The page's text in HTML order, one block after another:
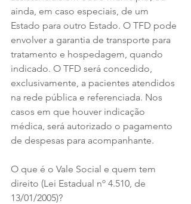
ainda, em caso especiais, de um
Estado para outro Estado. O TFD pode
envolver a garantia de transporte para
tratamento e hospedagem, quando
indicado. O TFD será concedido,
exclusivamente, a pacientes atendidos
na rede pública e referenciada. Nos
casos em que houver indicação
médica, será autorizado o pagamento
de despesas para acompanhante.
O que é o Vale Social e quem tem
direito (Lei Estadual nº 4.510, de
13/01/2005)?